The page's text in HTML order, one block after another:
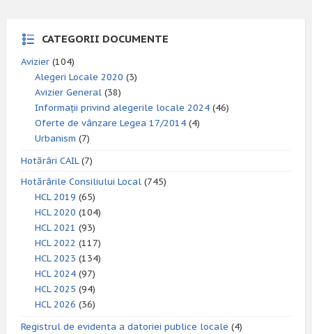
CATEGORII DOCUMENTE
Avizier (104)
Alegeri Locale 2020 (3)
Avizier General (38)
Informații privind alegerile locale 2024 (46)
Oferte de vânzare Legea 17/2014 (4)
Urbanism (7)
Hotărâri CAIL(7)
Hotărârile Consiliului Local (745)
HCL 2019 (65)
HCL 2020 (104)
HCL 2021 (93)
HCL 2022 (117)
HCL 2023 (134)
HCL 2024 (97)
HCL 2025 (94)
HCL 2026 (36)
Registrul de evidenta a datoriei publice locale (4)